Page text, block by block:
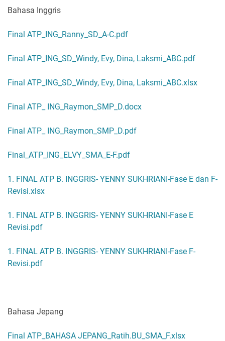
Bahasa Inggris
Final ATP_ING_Ranny_SD_A-C.pdf
Final ATP_ING_SD_Windy, Evy, Dina, Laksmi_ABC.pdf
Final ATP_ING_SD_Windy, Evy, Dina, Laksmi_ABC.xlsx
Final ATP_ ING_Raymon_SMP_D.docx
Final ATP_ ING_Raymon_SMP_D.pdf
Final_ATP_ING_ELVY_SMA_E-F.pdf
1. FINAL ATP B. INGGRIS- YENNY SUKHRIANI-Fase E dan F-
Revisi.xlsx
1. FINAL ATP B. INGGRIS- YENNY SUKHRIANI-Fase E
Revisi.pdf
1. FINAL ATP B. INGGRIS- YENNY SUKHRIANI-Fase F-
Revisi.pdf
Bahasa Jepang
Final ATP_BAHASA JEPANG_Ratih.BU_SMA_F.xlsx